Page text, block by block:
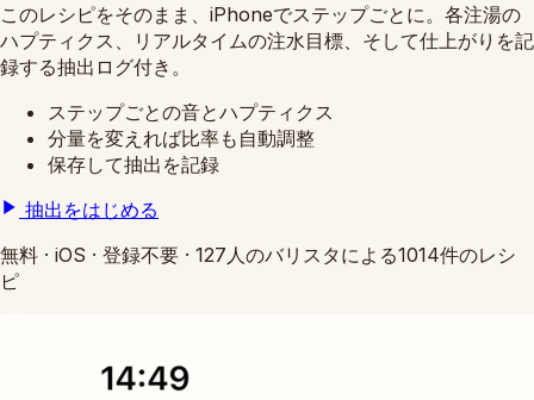
このレシピをそのまま、iPhoneでステップごとに。各注湯の
ハプティクス、リアルタイムの注水目標、そして仕上がりを記
録する抽出ログ付き。
ステップごとの音とハプティクス
分量を変えれば比率も自動調整
保存して抽出を記録
抽出をはじめる
無料 · iOS · 登録不要 · 127人のバリスタによる1014件のレシ
ピ